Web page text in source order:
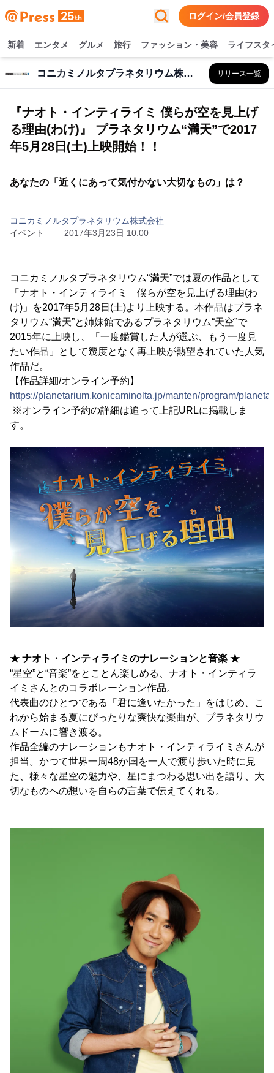
ログイン/会員登録
新着 エンタメ グルメ 旅行 ファッション・美容 ライフスタ
コニカミノルタプラネタリウム株式会社 リリース一覧
『ナオト・インティライミ 僕らが空を見上げ
る理由(わけ)』 プラネタリウム“満天”で2017
年5月28日(土)上映開始！！
あなたの「近くにあって気付かない大切なもの」は？
コニカミノルタプラネタリウム株式会社
イベント
2017年3月23日 10:00
コニカミノルタプラネタリウム“満天”では夏の作品として
「ナオト・インティライミ 僕らが空を見上げる理由(わ
け)」を2017年5月28日(土)より上映する。本作品はプラネ
タリウム“満天”と姉妹館であるプラネタリウム“天空”で
2015年に上映し、「一度鑑賞した人が選ぶ、もう一度見
たい作品」として幾度となく再上映が熱望されていた人気
作品だ。
【作品詳細/オンライン予約】
https://planetarium.konicaminolta.jp/manten/program/
※オンライン予約の詳細は追って上記URLに掲載しま
す。
★ ナオト・インティライミのナレーションと音楽 ★
“星空”と“音楽”をとことん楽しめる、ナオト・インティラ
イミさんとのコラボレーション作品。
代表曲のひとつである「君に逢いたかった」をはじめ、こ
れから始まる夏にぴったりな爽快な楽曲が、プラネタリウ
ムドームに響き渡る。
作品全編のナレーションもナオト・インティライミさんが
担当。かつて世界一周48か国を一人で渡り歩いた時に見
た、様々な星空の魅力や、星にまつわる思い出を語り、大
切なものへの想いを自らの言葉で伝えてくれる。